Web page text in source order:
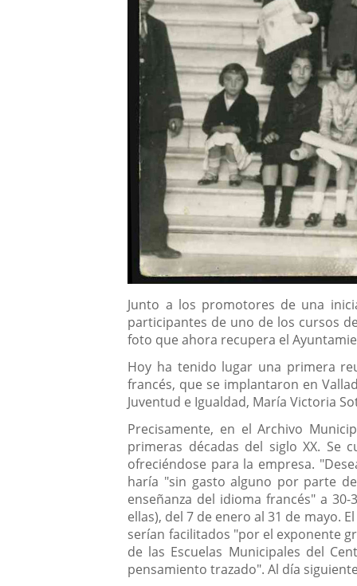
Content
Junto a los promotores de una
participantes de uno de los cursos
foto que ahora recupera el
Hoy ha tenido lugar una primera
francés, que se implantaron en
Juventud e Igualdad, María Victoria
Precisamente, en el Archivo
primeras décadas del siglo XX. Se
ofreciéndose para la empresa.
haría "sin gasto alguno por parte
enseñanza del idioma francés" a
ellas), del 7 de enero al 31 de mayo.
serían facilitados "por el exponente
de las Escuelas Municipales del
pensamiento trazado". Al día